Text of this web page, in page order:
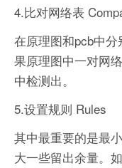
4.比对网络表
在原理图和pcb中
果原理图中一对网
中检测出。
5.设置规则 Rules
其中最重要的是最
大一些留出余量。